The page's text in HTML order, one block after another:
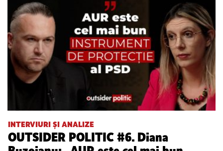
INTERVIURI ȘI ANALIZE
OUTSIDER POLITIC #6. Diana